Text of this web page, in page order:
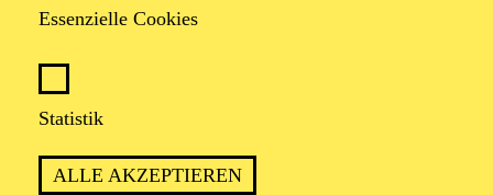
Essenzielle Cookies
Statistik
ALLE AKZEPTIEREN
Rainer Maria Röhr wurde in Essen geboren und